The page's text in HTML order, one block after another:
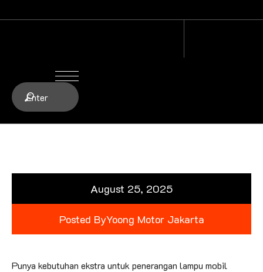
August 25, 2025
Posted ByYoong Motor Jakarta
Punya kebutuhan ekstra untuk penerangan lampu mobil